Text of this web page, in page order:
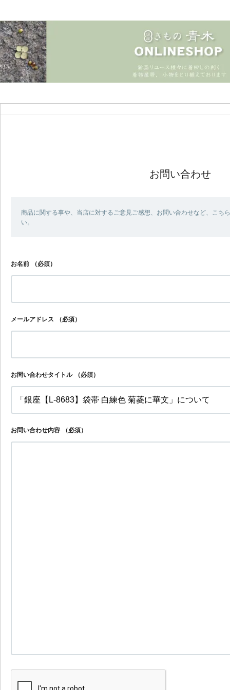
お問い合わせ
商品に関する事や、当店に対するご意見ご感想、お問い合わせなど、こち
い。
お名前 （必須）
メールアドレス （必須）
お問い合わせタイトル （必須）
お問い合わせ内容 （必須）